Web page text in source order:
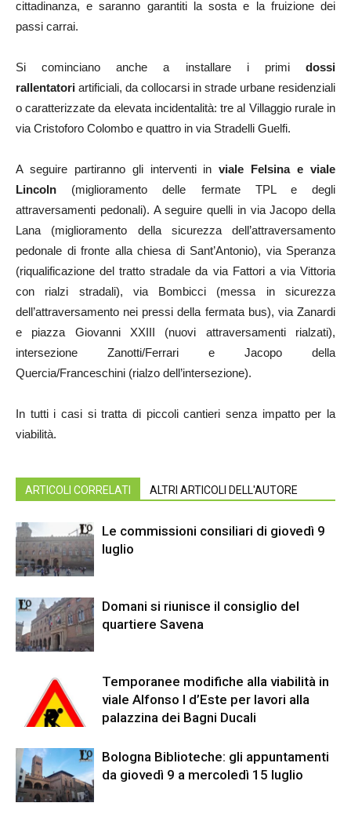
cittadinanza, e saranno garantiti la sosta e la fruizione dei
passi carrai.
Si cominciano anche a installare i primi dossi
rallentatori artificiali, da collocarsi in strade urbane residenziali
o caratterizzate da elevata incidentalità: tre al Villaggio rurale in
via Cristoforo Colombo e quattro in via Stradelli Guelfi.
A seguire partiranno gli interventi in viale Felsina e viale
Lincoln (miglioramento delle fermate TPL e degli
attraversamenti pedonali). A seguire quelli in via Jacopo della
Lana (miglioramento della sicurezza dell’attraversamento
pedonale di fronte alla chiesa di Sant’Antonio), via Speranza
(riqualificazione del tratto stradale da via Fattori a via Vittoria
con rialzi stradali), via Bombicci (messa in sicurezza
dell’attraversamento nei pressi della fermata bus), via Zanardi
e piazza Giovanni XXIII (nuovi attraversamenti rialzati),
intersezione Zanotti/Ferrari e Jacopo della
Quercia/Franceschini (rialzo dell’intersezione).
In tutti i casi si tratta di piccoli cantieri senza impatto per la
viabilità.
ARTICOLI CORRELATI ALTRI ARTICOLI DELL'AUTORE
Le commissioni consiliari di giovedì 9
luglio
Domani si riunisce il consiglio del
quartiere Savena
Temporanee modifiche alla viabilità in
viale Alfonso I d’Este per lavori alla
palazzina dei Bagni Ducali
Bologna Biblioteche: gli appuntamenti
da giovedì 9 a mercoledì 15 luglio